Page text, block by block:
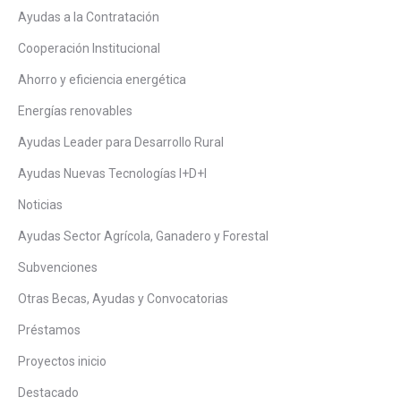
Ayudas a la Contratación
Cooperación Institucional
Ahorro y eficiencia energética
Energías renovables
Ayudas Leader para Desarrollo Rural
Ayudas Nuevas Tecnologías I+D+I
Noticias
Ayudas Sector Agrícola, Ganadero y Forestal
Subvenciones
Otras Becas, Ayudas y Convocatorias
Préstamos
Proyectos inicio
Destacado